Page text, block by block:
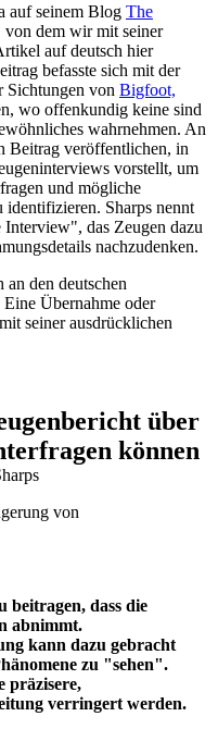
auf seinem Blog The
dem wir mit seiner
auf deutsch hier
befasste sich mit der
Sichtungen von Bigfoot,
wo offenkundig keine sind
wahrnehmen. An
Beitrag veröffentlichen, in
vorstellt, um
und mögliche
identifizieren. Sharps nennt
Interview", das Zeugen dazu
nachzudenken.
an den deutschen
Übernahme oder
seiner ausdrücklichen
über
können
von
beitragen, dass die
abnimmt.
kann dazu gebracht
zu "sehen".
präzisere,
verringert werden.